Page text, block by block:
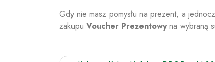
Gdy nie masz pomysłu na prezent, a
zakupu Voucher Prezentowyna wybraną